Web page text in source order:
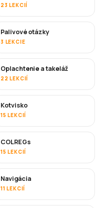
23 LEKCIÍ
Palivové otázky
3 LEKCIE
Oplachtenie a takeláž
22 LEKCIÍ
Kotvisko
15 LEKCIÍ
COLREGs
15 LEKCIÍ
Navigácia
11 LEKCIÍ